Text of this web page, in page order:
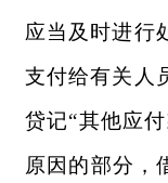
应当及时进行
支付给有关人
贷记“其他应
原因的部分，